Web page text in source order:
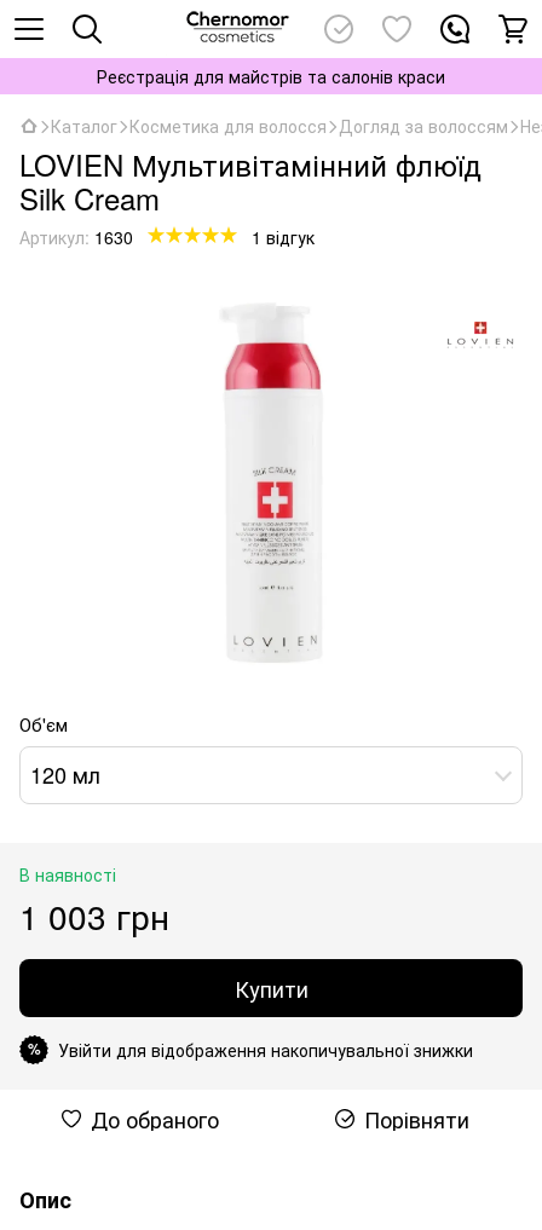
Реєстрація для майстрів та салонів краси
Каталог Косметика для волосся Догляд за волоссям
LOVIEN Мультивітамінний флюїд
Silk Cream
Артикул: 1630 1 відгук
Об'єм
120 мл
В наявності
1 003 грн
Купити
% Увійти для відображення накопичувальної знижки
До обраного Порівняти
Опис